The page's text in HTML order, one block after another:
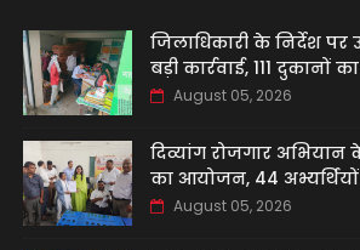
जिलाधिकारी के निर्देश पर
बड़ी कार्रवाई, 111 दुकानों
August 05, 2026
दिव्यांग रोजगार
का आयोजन, 44 अभ्यर्थियों
August 05, 2026